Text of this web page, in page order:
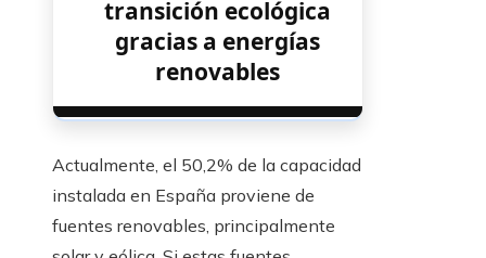
transición ecológica
gracias a energías
renovables
Actualmente, el 50,2% de la capacidad
instalada en España proviene de
fuentes renovables, principalmente